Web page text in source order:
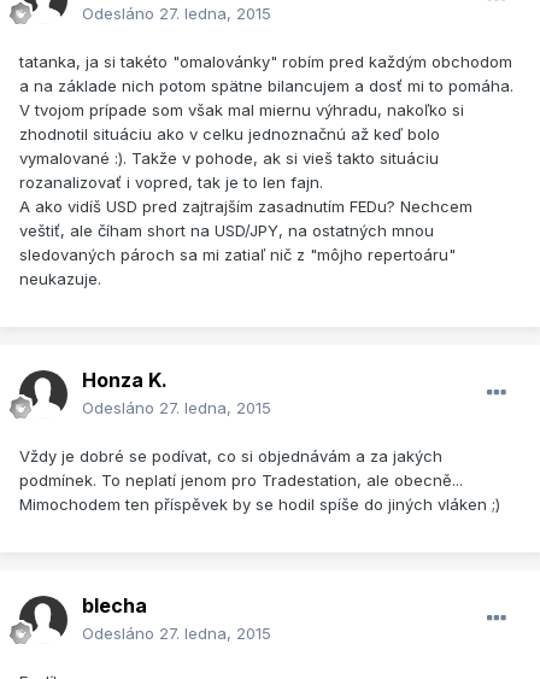
Odesláno 27. ledna, 2015
tatanka, ja si takéto "omalovánky" robím pred každým obchodom
a na základe nich potom spätne bilancujem a dosť mi to pomáha.
V tvojom prípade som však mal miernu výhradu, nakoľko si
zhodnotil situáciu ako v celku jednoznačnú až keď bolo
vymalované :). Takže v pohode, ak si vieš takto situáciu
rozanalizovať i vopred, tak je to len fajn.
A ako vidíš USD pred zajtrajším zasadnutím FEDu? Nechcem
veštiť, ale číham short na USD/JPY, na ostatných mnou
sledovaných pároch sa mi zatiaľ nič z "môjho repertoáru"
neukazuje.
Honza K.
Odesláno 27. ledna, 2015
Vždy je dobré se podívat, co si objednávám a za jakých
podmínek. To neplatí jenom pro Tradestation, ale obecně...
Mimochodem ten příspěvek by se hodil spíše do jiných vláken ;)
blecha
Odesláno 27. ledna, 2015